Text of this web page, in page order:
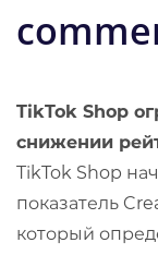
TikTok Shop
снижении
TikTok Shop
показатель
который